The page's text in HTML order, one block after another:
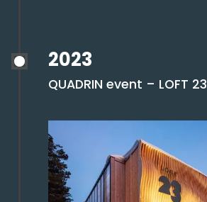
2023
QUADRIN event – LOFT 23